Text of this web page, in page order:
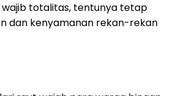
totalitas, tentunya tetap
dan kenyamanan rekan-rekan